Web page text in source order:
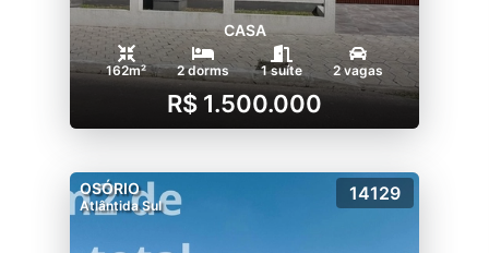
CASA
162m² 2 dorms 1 suíte 2 vagas
R$ 1.500.000
OSÓRIO
Atlântida Sul
14129